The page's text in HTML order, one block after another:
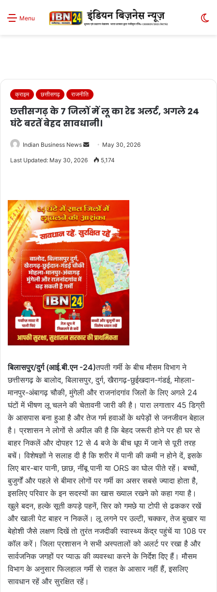
Menu
क्राइम छत्तीसगढ़ राजनीति
छत्तीसगढ़ के 7 जिलों में लू का रेड अलर्ट, अगले 24
घंटे बरतें बेहद सावधानी।
Indian Business News
Send May 30, 2026
Last Updated: May 30, 2026 5,174
बिलासपुर/दुर्ग (आई.बी.एन -24)तपती गर्मी के बीच मौसम विभाग ने
छत्तीसगढ़ के बालोद, बिलासपुर, दुर्ग, खैरागढ़-छुईखदान-गंडई, मोहला-
मानपुर-अंबागढ़ चौकी, मुंगेली और राजनांदगांव जिलों के लिए अगले 24
घंटों में भीषण लू चलने की चेतावनी जारी की है। पारा लगातार 45 डिग्री
के आसपास बना हुआ है और तेज गर्म हवाओं के थपेड़ों से जनजीवन बेहाल
है। प्रशासन ने लोगों से अपील की है कि बेहद जरूरी होने पर ही घर से
बाहर निकलें और दोपहर 12 से 4 बजे के बीच धूप में जाने से पूरी तरह
बचें। विशेषज्ञों ने सलाह दी है कि शरीर में पानी की कमी न होने दें, इसके
लिए बार-बार पानी, छाछ, नींबू पानी या ORS का घोल पीते रहें। बच्चों,
बुजुर्गों और पहले से बीमार लोगों पर गर्मी का असर सबसे ज्यादा होता है,
इसलिए परिवार के इन सदस्यों का खास ख्याल रखने को कहा गया है।
खुले बदन, हल्के सूती कपड़े पहनें, सिर को गमछे या टोपी से ढककर रखें
और खाली पेट बाहर न निकलें। लू लगने पर उल्टी, चक्कर, तेज बुखार या
बेहोशी जैसे लक्षण दिखें तो तुरंत नजदीकी स्वास्थ्य केंद्र पहुंचें या 108 पर
कॉल करें। जिला प्रशासन ने सभी अस्पतालों को अलर्ट पर रखा है और
सार्वजनिक जगहों पर प्याऊ की व्यवस्था करने के निर्देश दिए हैं। मौसम
विभाग के अनुसार फिलहाल गर्मी से राहत के आसार नहीं हैं, इसलिए
सावधान रहें और सुरक्षित रहें।